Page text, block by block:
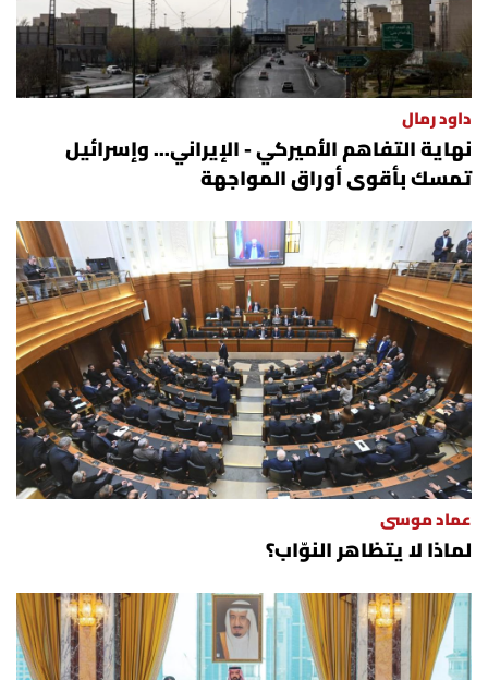
داود رمال
نهاية التفاهم الأميركي - الإيراني... وإسرائيل
تمسك بأقوى أوراق المواجهة
عماد موسى
لماذا لا يتظاهر النوّاب؟